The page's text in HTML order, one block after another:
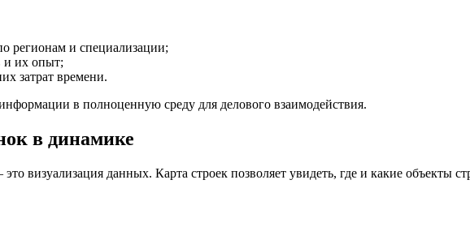
регионам и специализации;
и их опыт;
затрат времени.
в полноценную среду для делового взаимодействия.
в динамике
визуализация данных. Карта строек позволяет увидеть, где и какие